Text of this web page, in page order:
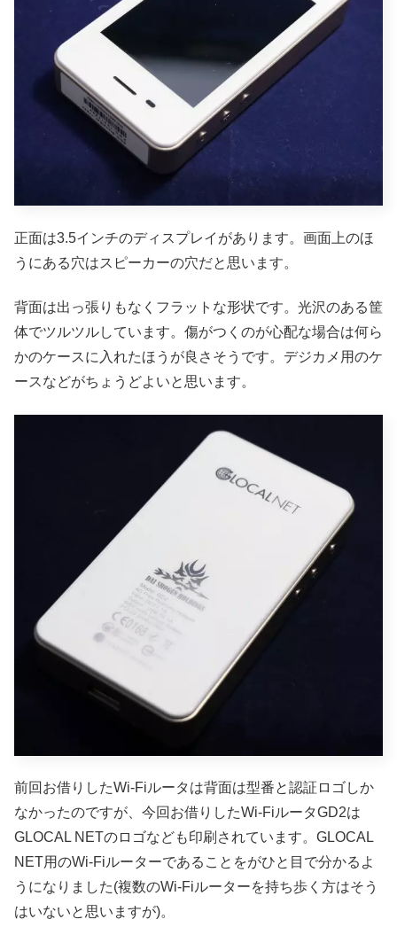
正面は3.5インチのディスプレイがあります。画面上のほ
うにある穴はスピーカーの穴だと思います。
背面は出っ張りもなくフラットな形状です。光沢のある筐
体でツルツルしています。傷がつくのが心配な場合は何ら
かのケースに入れたほうが良さそうです。デジカメ用のケ
ースなどがちょうどよいと思います。
前回お借りしたWi-Fiルータは背面は型番と認証ロゴしか
なかったのですが、今回お借りしたWi-FiルータGD2は
GLOCAL NETのロゴなども印刷されています。GLOCAL
NET用のWi-Fiルーターであることをがひと目で分かるよ
うになりました(複数のWi-Fiルーターを持ち歩く方はそう
はいないと思いますが)。